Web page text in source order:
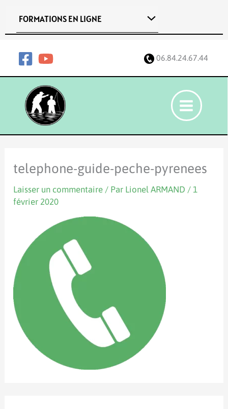
FORMATIONS EN LIGNE
06.84.24.67.44
telephone-guide-peche-pyrenees
Laisser un commentaire / Par Lionel ARMAND /1
février 2020